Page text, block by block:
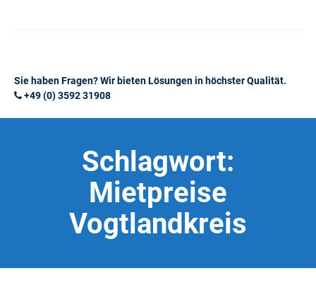
Sie haben Fragen? Wir bieten Lösungen in höchster Qualität.
+49 (0) 3592 31908
Schlagwort:
Mietpreise
Vogtlandkreis